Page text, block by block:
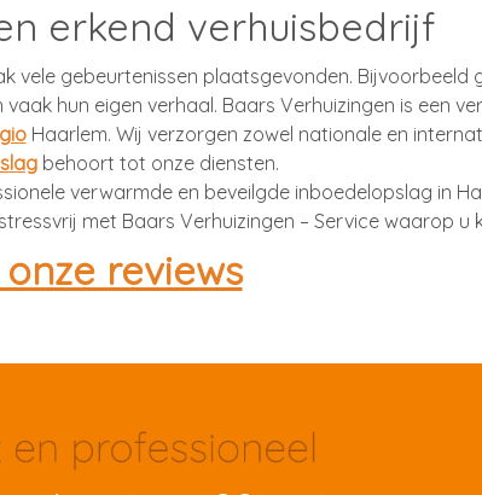
erkend verhuisbedrijf
vele gebeurtenissen plaatsgevonden. Bijvoorbeeld
hun eigen verhaal. Baars Verhuizingen is een
Haarlem. Wij verzorgen zowel nationale en
behoort tot onze diensten.
verwarmde en beveilgde inboedelopslag in
met Baars Verhuizingen – Service waarop u
reviews